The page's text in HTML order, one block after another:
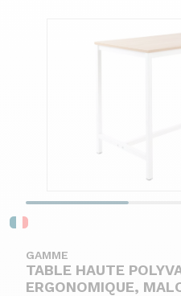
GAMME
TABLE HAUTE
ERGONOMIQUE,